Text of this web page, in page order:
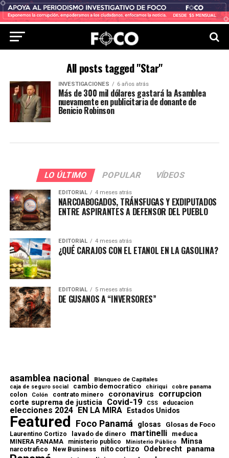
All posts tagged "Star"
INVESTIGACIONES 6 años atrás
Más de 300 mil dólares gastará la Asamblea
nuevamente en publicitaria de donante de
Benicio Robinson
LO ÚLTIMO POPULAR VÍDEOS
EDITORIAL 4 meses atrás
NARCOABOGADOS, TRÁNSFUGAS Y EXDIPUTADOS
ENTRE ASPIRANTES A DEFENSOR DEL PUEBLO
EDITORIAL 4 meses atrás
¿QUÉ CARAJOS CON EL ETANOL EN LA GASOLINA?
EDITORIAL 5 meses atrás
DE GUSANOS A “INVERSORES”
asamblea nacional Blanqueo de Capitales
caja de seguro social cambio democratico chiriqui cobre panama
colon Colón contrato minero coronavirus corrupcion
corte suprema de justicia Covid-19 CSS educacion
elecciones 2024 EN LA MIRA Estados Unidos
Featured Foco Panamá glosas Glosas de Foco
Laurentino Cortizo lavado de dinero martinelli meduca
MINERA PANAMA ministerio publico Ministerio Público Minsa
narcotrafico New Business nito cortizo Odebrecht panama